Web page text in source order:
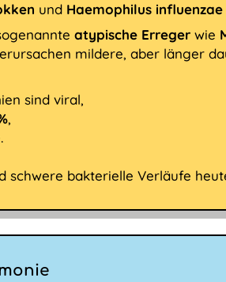
und Haemophilus influenzae
atypische Erregerwie
mildere, aber länger
sind viral,
,
schwere bakterielle Verläufe